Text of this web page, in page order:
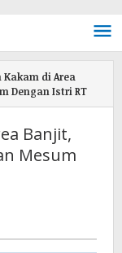
di Area
Dengan Istri RT
Banjit,
Mesum